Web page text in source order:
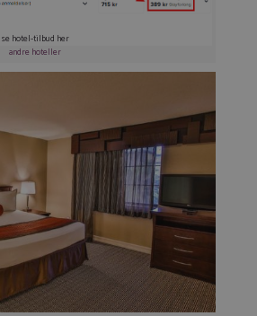
se hotel-tilbud her
andre hoteller